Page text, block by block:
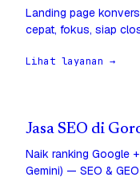
Landing page
cepat, fokus, siap
Lihat layanan →
Jasa SEO di
Naik ranking Google
Gemini) — SEO &